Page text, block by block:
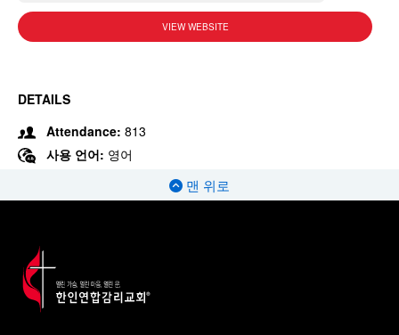
VIEW WEBSITE
DETAILS
Attendance: 813
사용 언어: 영어
맨 위로